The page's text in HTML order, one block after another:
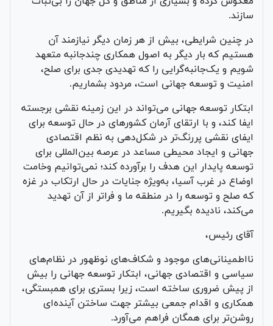
سازند.
در چنین شرایطی، بیش از هر زمان دیگر نیازمند آن
هستیم که بار دیگر به اصول همکاری چندجانبه متعهد
شویم و یک‌جانبه‌گرایی را که تهدیدی جدی برای صلح،
امنیت و توسعه جهانی است، مردود بشماریم.
ابتکار توسعه جهانی می‌تواند در این زمینه نقشی برجسته
ایفا کند، و با ارتقای آرمان‌ کشورهای در حال توسعه برای
ایفای نقشی پررنگ‌تر در شکل‌دهی به نظم اقتصادی
جهانی و ایجاد محیطی مساعد در عرصه بین‌المللی برای
توسعه پایدار این هدف را برآورده کند؛ نمی‌توانیم وخامت
اوضاع در غرب آسیا، به‌ویژه جنایات در حال ارتکاب در غزه
که صلح و توسعه را در منطقه ما و فراتر از آن تهدید
می‌کند، نادیده بگیریم.
آقای رئیس،
نااطمینانی‌های موجود و شکاف‌های نوظهور در نظام‌های
سیاسی و اقتصادی جهانی، ابتکار توسعه جهانی را بیش
از پیش ضروری ساخته است، زیرا بستری برای همبستگی،
همکاری و اقدام جمعی بیشتر جهت ساختن آینده‌ای
روشن‌تر برای همگان فراهم می‌آورد.